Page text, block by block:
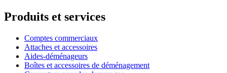
Produits et services
Comptes commerciaux
Attaches et accessoires
Aides-déménageurs
Boîtes et accessoires de déménagement